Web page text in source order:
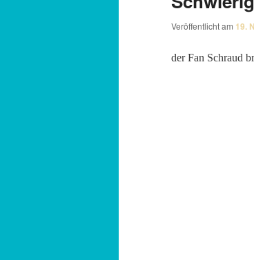
Veröffentlicht am 19.
der Fan Schraud